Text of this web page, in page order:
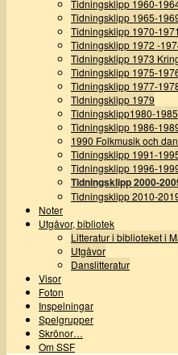
Tidningsklipp 1960-
Tidningsklipp 1965-
Tidningsklipp 1970-1971
Tidningsklipp 1972 -
Tidningsklipp 1973
Tidningsklipp 1975-
Tidningsklipp 1977-
Tidningsklipp 1979
Tidningsklipp1980-1985
Tidningsklipp 1986-
1990 Folkmusik och
Tidningsklipp 1991-
Tidningsklipp 1996-
Tidningsklipp 2000-
Tidningsklipp 2010-
Noter
Utgåvor, bibliotek
Litteratur i biblioteket i
Utgåvor
Danslitteratur
Visor
Foton
Inspelningar
Spelgrupper
Skrönor…
Om SSF